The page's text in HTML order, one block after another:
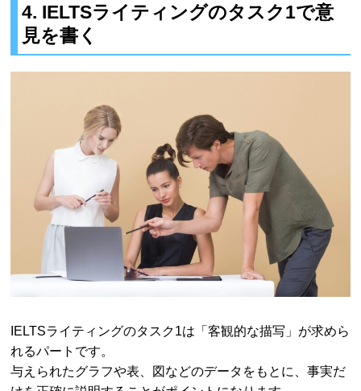
4. IELTSライティングのタスク1で意
見を書く
IELTSライティングのタスク1は「客観的な描写」が求めら
れるパートです。
与えられたグラフや表、図などのデータをもとに、事実だ